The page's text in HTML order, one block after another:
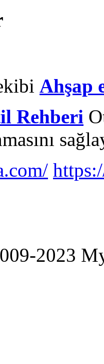
Ahşap
Rehberi
2023